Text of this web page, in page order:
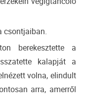
csontjaiban.
berekesztette a
kalapját a
volna, elindult
arra, amerről